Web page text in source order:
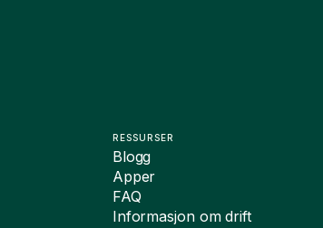
RESSURSER
Blogg
Apper
FAQ
Informasjon om drift